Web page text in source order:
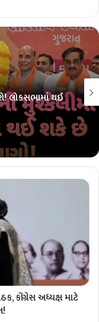
લોકસભામાં થઈ
કોંગ્રેસ અધ્યક્ષ માટે